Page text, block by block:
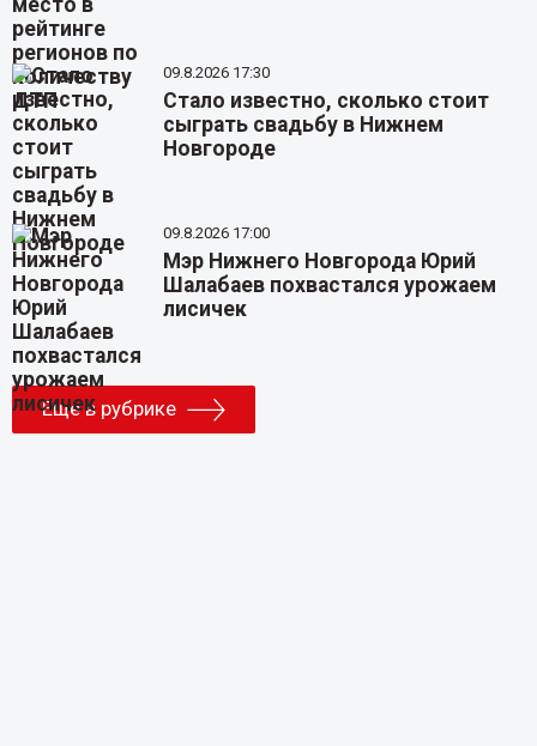
09.8.2026 17:30
Стало известно, сколько стоит
сыграть свадьбу в Нижнем
Новгороде
09.8.2026 17:00
Мэр Нижнего Новгорода Юрий
Шалабаев похвастался урожаем
лисичек
Еще в рубрике